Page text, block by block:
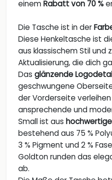
einemRabatt von 70 %
Die Tasche ist in der
Diese Henkeltasche ist
aus klassischem Stil und
Aktualisierung, die dich
Das glänzende
geschwungene
der Vorderseite
ansprechende und
Small ist aus
bestehend aus 75 %
3 % Pigment und 2 %
Goldton runden das
ab.